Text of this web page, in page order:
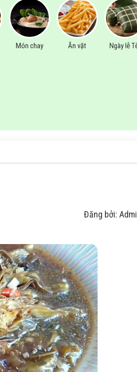
Món chay Ăn vặt Ngày lễ
Đăng bởi: